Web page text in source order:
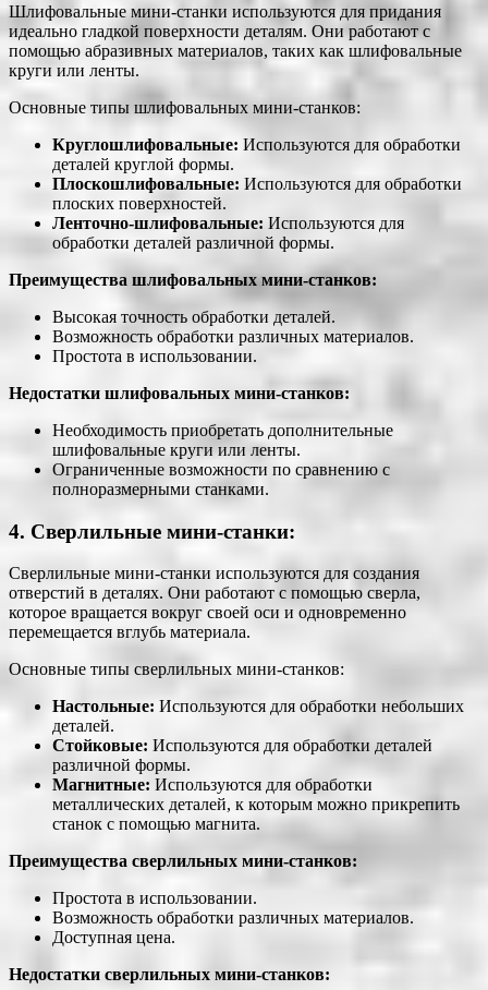
Шлифовальные мини-станки используются для придания
идеально гладкой поверхности деталям. Они работают с
помощью абразивных материалов, таких как шлифовальные
круги или ленты.
Основные типы шлифовальных мини-станков:
Круглошлифовальные: Используются для обработки
деталей круглой формы.
Плоскошлифовальные: Используются для обработки
плоских поверхностей.
Ленточно-шлифовальные: Используются для
обработки деталей различной формы.
Преимущества шлифовальных мини-станков:
Высокая точность обработки деталей.
Возможность обработки различных материалов.
Простота в использовании.
Недостатки шлифовальных мини-станков:
Необходимость приобретать дополнительные
шлифовальные круги или ленты.
Ограниченные возможности по сравнению с
полноразмерными станками.
4. Сверлильные мини-станки:
Сверлильные мини-станки используются для создания
отверстий в деталях. Они работают с помощью сверла,
которое вращается вокруг своей оси и одновременно
перемещается вглубь материала.
Основные типы сверлильных мини-станков:
Нaстольные: Используются для обработки небольших
деталей.
Стойковые: Используются для обработки деталей
различной формы.
Магнитные: Используются для обработки
металлических деталей, к которым можно прикрепить
станок с помощью магнита.
Преимущества сверлильных мини-станков:
Простота в использовании.
Возможность обработки различных материалов.
Доступная цена.
Недостатки сверлильных мини-станков: